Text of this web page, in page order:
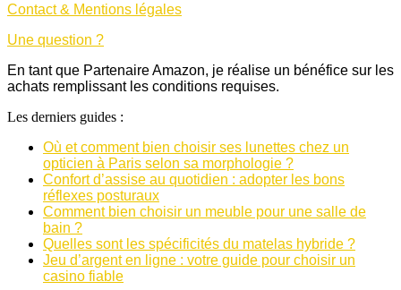
Contact & Mentions légales
Une question ?
En tant que Partenaire Amazon, je réalise un bénéfice sur les
achats remplissant les conditions requises.
Les derniers guides :
Où et comment bien choisir ses lunettes chez un
opticien à Paris selon sa morphologie ?
Confort d’assise au quotidien : adopter les bons
réflexes posturaux
Comment bien choisir un meuble pour une salle de
bain ?
Quelles sont les spécificités du matelas hybride ?
Jeu d’argent en ligne : votre guide pour choisir un
casino fiable